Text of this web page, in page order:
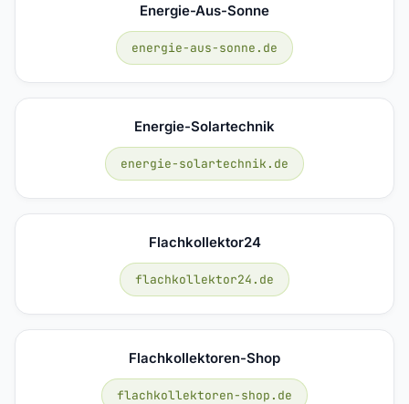
Energie-Aus-Sonne
energie-aus-sonne.de
Energie-Solartechnik
energie-solartechnik.de
Flachkollektor24
flachkollektor24.de
Flachkollektoren-Shop
flachkollektoren-shop.de